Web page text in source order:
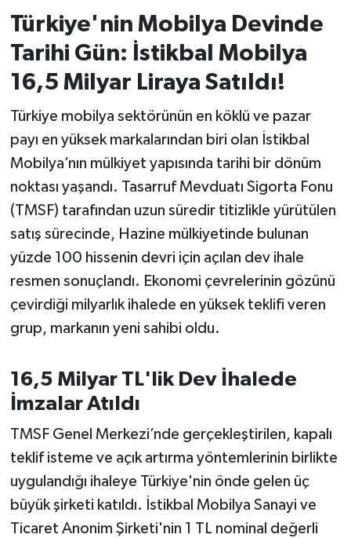
Türkiye'nin Mobilya Devinde
Tarihi Gün: İstikbal Mobilya
16,5 Milyar Liraya Satıldı!
Türkiye mobilya sektörünün en köklü ve pazar
payı en yüksek markalarından biri olan İstikbal
Mobilya’nın mülkiyet yapısında tarihi bir dönüm
noktası yaşandı. Tasarruf Mevduatı Sigorta Fonu
(TMSF) tarafından uzun süredir titizlikle yürütülen
satış sürecinde, Hazine mülkiyetinde bulunan
yüzde 100 hissenin devri için açılan dev ihale
resmen sonuçlandı. Ekonomi çevrelerinin gözünü
çevirdiği milyarlık ihalede en yüksek teklifi veren
grup, markanın yeni sahibi oldu.
16,5 Milyar TL'lik Dev İhalede
İmzalar Atıldı
TMSF Genel Merkezi’nde gerçekleştirilen, kapalı
teklif isteme ve açık artırma yöntemlerinin birlikte
uygulandığı ihaleye Türkiye'nin önde gelen üç
büyük şirketi katıldı. İstikbal Mobilya Sanayi ve
Ticaret Anonim Şirketi'nin 1 TL nominal değerli
İvrindi
KENT GÜNDEMİ
Kepsut
KÜLTÜR-SANAT
MAGAZİN
MANŞET
Manyas
OLAY
Resmi İlanlar
SAĞLIK
Savaştepe